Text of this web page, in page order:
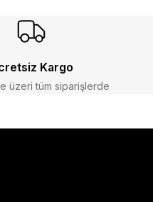
Kargo
üzeri tüm siparişlerde